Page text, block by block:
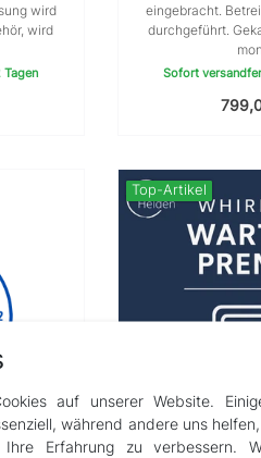
wird
wird
eingebracht.
durchgeführt.
Sofort
Top-Artikel
auf unserer Website.
während andere uns
Erfahrung zu verbessern.